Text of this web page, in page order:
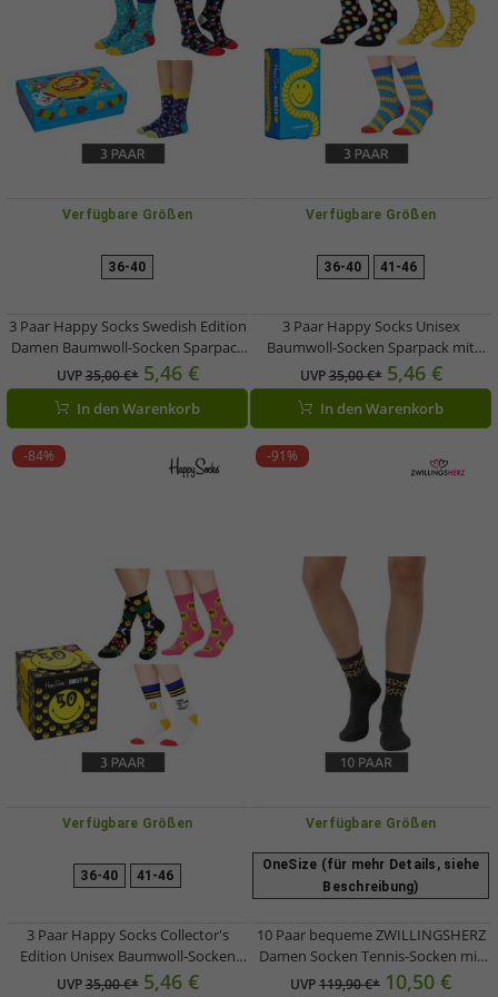
Verfügbare Größen
36-40
3 Paar Happy Socks Swedish Edition
Damen Baumwoll-Socken Sparpack
Alltags-Strümpfe in Geschenk-Box
XSWE08-6700 Blau/Schwarz
UVP35,00 €* 5,46 €
In den Warenkorb
Verfügbare Größen
36-40 41-46
3 Paar Happy Socks Unisex
Baumwoll-Socken Sparpack mit
Smiley-Print Alltags-Strümpfe in
Geschenk-Box XSMY08-6700
Gelb/Schwarz/Blau
UVP35,00 €* 5,46 €
In den Warenkorb
-84%
Verfügbare Größen
36-40 41-46
3 Paar Happy Socks Collector's
Edition Unisex Baumwoll-Socken
Sparpack mit Smiley-Print Alltags-
UVP35,00 €* 5,46 €
-91%
Verfügbare Größen
OneSize (für mehr Details, siehe
Beschreibung)
10 Paar bequeme ZWILLINGSHERZ
Damen Socken Tennis-Socken mit
Leoparden-Muster Alltags-Strümpfe
UVP119,90 €* 10,50 €